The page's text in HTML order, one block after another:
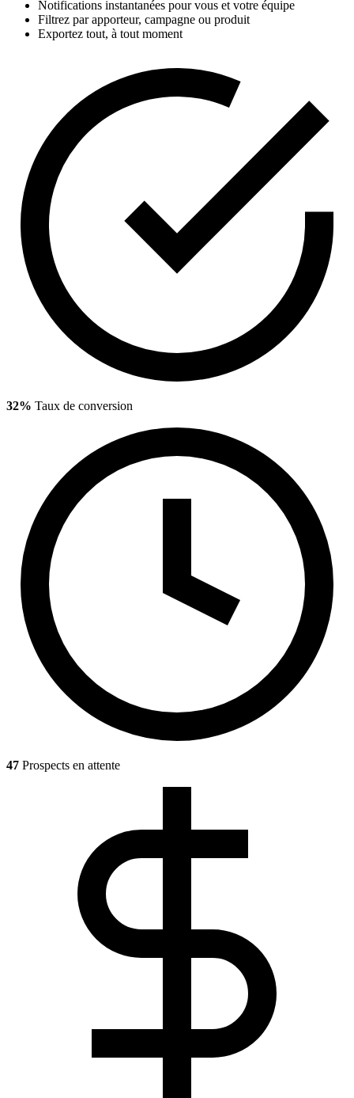
Notifications instantanées pour vous et votre équipe
Filtrez par apporteur, campagne ou produit
Exportez tout, à tout moment
32% Taux de conversion
47 Prospects en attente